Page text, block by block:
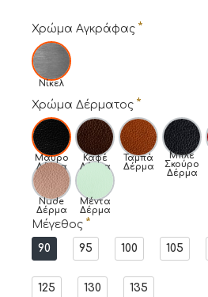
Χρώμα Αγκράφας
Νίκελ
Χρώμα Δέρματος
Μαύρο
Δέρμα
Καφέ
Δέρμα
Ταμπά
Δέρμα
Μπλε
Σκούρο
Δέρμα
Nude
Δέρμα
Μέντα
Δέρμα
Μέγεθος
90
95 100 105
125 130 135